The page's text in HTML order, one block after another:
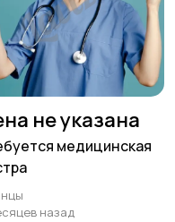
не указана
медицинская
назад